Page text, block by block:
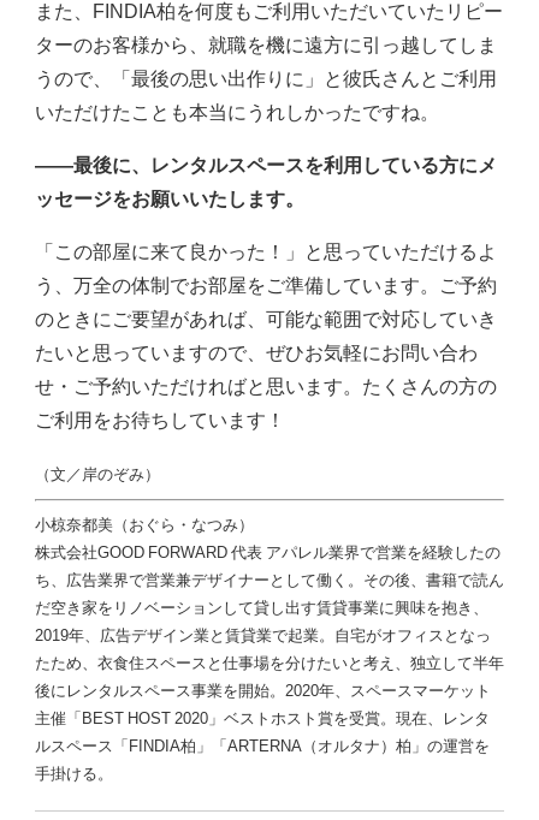
また、FINDIA柏を何度もご利用いただいていたリピー
ターのお客様から、就職を機に遠方に引っ越してしま
うので、「最後の思い出作りに」と彼氏さんとご利用
いただけたことも本当にうれしかったですね。
――最後に、レンタルスペースを利用している方にメ
ッセージをお願いいたします。
「この部屋に来て良かった！」と思っていただけるよ
う、万全の体制でお部屋をご準備しています。ご予約
のときにご要望があれば、可能な範囲で対応していき
たいと思っていますので、ぜひお気軽にお問い合わ
せ・ご予約いただければと思います。たくさんの方の
ご利用をお待ちしています！
（文／岸のぞみ）
小椋奈都美（おぐら・なつみ）
株式会社GOOD FORWARD 代表 アパレル業界で営業を経験したの
ち、広告業界で営業兼デザイナーとして働く。その後、書籍で読ん
だ空き家をリノベーションして貸し出す賃貸事業に興味を抱き、
2019年、広告デザイン業と賃貸業で起業。自宅がオフィスとなっ
たため、衣食住スペースと仕事場を分けたいと考え、独立して半年
後にレンタルスペース事業を開始。2020年、スペースマーケット
主催「BEST HOST 2020」ベストホスト賞を受賞。現在、レンタ
ルスペース「FINDIA柏」「ARTERNA（オルタナ）柏」の運営を
手掛ける。